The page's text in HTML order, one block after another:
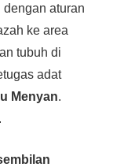
aturan
ke area
tubuh di
adat
Menyan.